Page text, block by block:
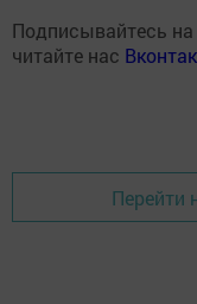
Подписывайтесь
читайте нас
Перейти